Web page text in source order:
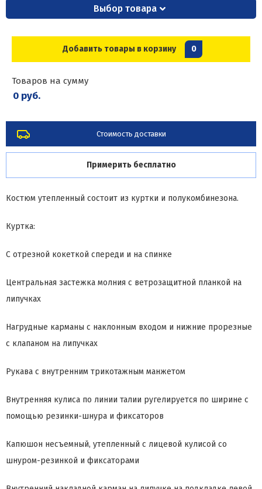
Выбор товара
Добавить товары в корзину 0
Товаров на сумму
0 руб.
Стоимость доставки
Примерить бесплатно
Костюм утепленный состоит из куртки и полукомбинезона.
Куртка:
С отрезной кокеткой спереди и на спинке
Центральная застежка молния с ветрозащитной планкой на
липучках
Нагрудные карманы с наклонным входом и нижние прорезные
с клапаном на липучках
Рукава с внутренним трикотажным манжетом
Внутренняя кулиса по линии талии ругелируется по ширине с
помощью резинки-шнура и фиксаторов
Капюшон несъемный, утепленный с лицевой кулисой со
шнуром-резинкой и фиксаторами